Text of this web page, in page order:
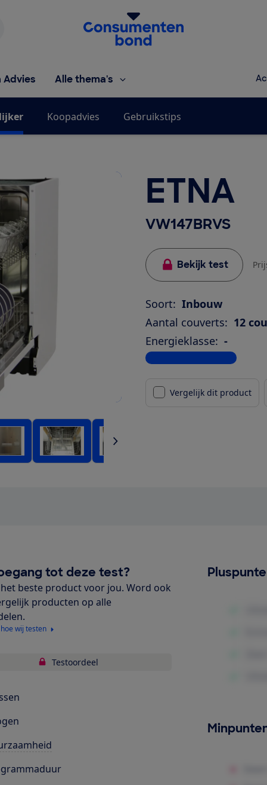
Homepage van de Consumentenbond
Advies Alle thema's
Koopadvies Gebruikstips
ETNA
VW147BRVS
Bekijk test
Soort: Inbouw
Aantal couverts: 12
Energieklasse: -
Bekijk alle specificaties
Vergelijk dit product
tot deze test?
beste product voor jou. Word ook
producten op alle
wij testen
Testoordeel